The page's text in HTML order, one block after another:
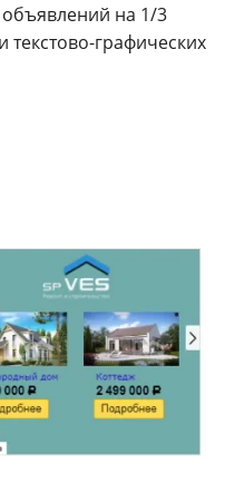
на 1/3
графических